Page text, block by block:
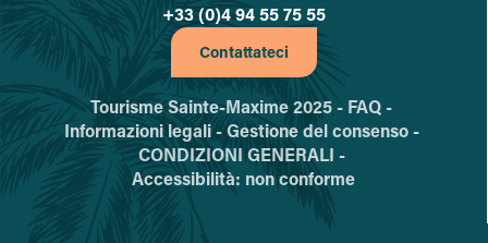
+33 (0)4 94 55 75 55
Contattateci
Tourisme Sainte-Maxime 2025 - FAQ -
Informazioni legali -Gestione del consenso -
CONDIZIONI GENERALI -
Accessibilità: non conforme